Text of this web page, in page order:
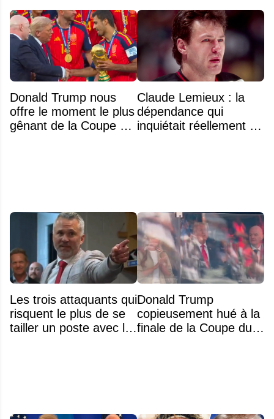
Donald Trump nous
offre le moment le plus
gênant de la Coupe du
Claude Lemieux : la
dépendance qui
inquiétait réellement sa
Les trois attaquants qui
risquent le plus de se
tailler un poste avec le
Donald Trump
copieusement hué à la
finale de la Coupe du